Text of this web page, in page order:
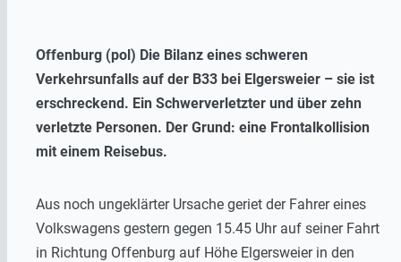
Offenburg (pol) Die Bilanz eines schweren
Verkehrsunfalls auf der B33 bei Elgersweier – sie ist
erschreckend. Ein Schwerverletzter und über zehn
verletzte Personen. Der Grund: eine Frontalkollision
mit einem Reisebus.
Aus noch ungeklärter Ursache geriet der Fahrer eines
Volkswagens gestern gegen 15.45 Uhr auf seiner Fahrt
in Richtung Offenburg auf Höhe Elgersweier in den